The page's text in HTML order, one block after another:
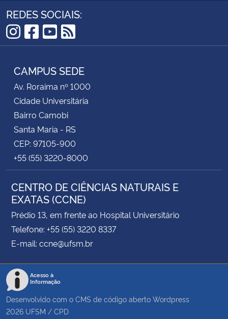
Planalto
REDES SOCIAIS:
Instagram
Facebook
YouTube
RSS
CAMPUS SEDE
Av. Roraima nº 1000
Cidade Universitária
Bairro Camobi
Santa Maria - RS
CEP: 97105-900
+55 (55) 3220-8000
CENTRO DE CIÊNCIAS NATURAIS E
EXATAS (CCNE)
Prédio 13, em frente ao Hospital Universitário
Telefone: +55 (55) 3220 8337
E-mail: ccne@ufsm.br
Acesso à
Informação
Desenvolvido com o CMS de código aberto Wordpress
2026 UFSM / CPD